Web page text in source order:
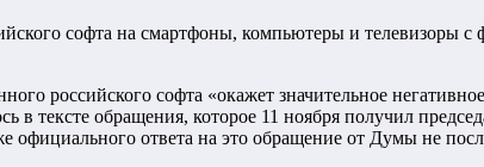
софта на смартфоны, компьютеры и
российского софта «окажет значительное
в тексте обращения, которое 11 ноября получил
ответа на это обращение от Думы не